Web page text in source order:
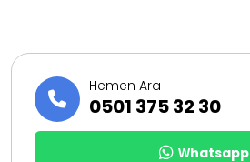
Hemen Ara
0501 375 32 30
Whatsapp